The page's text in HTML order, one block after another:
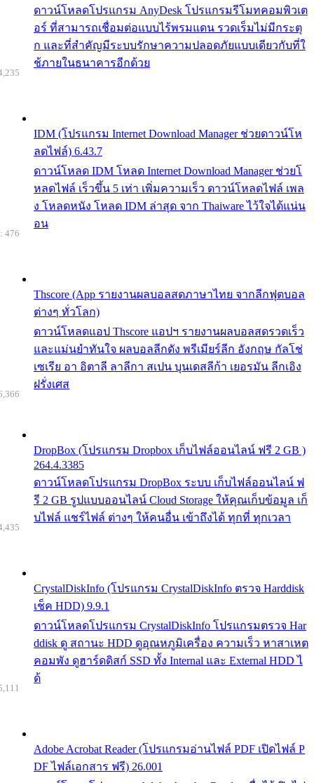
ดาวน์โหลดโปรแกรม AnyDesk โปรแกรมรีโมทคอมพิวเต
อร์ ที่สามารถเชื่อมต่อแบบไร้พรมแดน รวดเร็มไม่มีกระตุ
ก และที่สำคัญมีระบบรักษาความปลอดภัยแบบเดียวกับที่ใ
ช้ภายในธนาคารอีกด้วย
IDM (โปรแกรม Internet Download Manager ช่วยดาวน์โห
ลดไฟล์) 6.43.7
ดาวน์โหลด IDM โหลด Internet Download Manager ช่วยโ
หลดไฟล์ เร็วขึ้น 5 เท่า เพิ่มความเร็ว ดาวน์โหลดไฟล์ เพล
ง โหลดหนัง โหลด IDM ล่าสุด จาก Thaiware ไว้ใจได้แน่น
อน
Thscore (App รายงานผลบอลสดภาษาไทย จากลีกฟุตบอล
ต่างๆ ทั่วโลก)
ดาวน์โหลดแอป Thscore แอปฯ รายงานผลบอลสดรวดเร็ว
และแม่นยำทันใจ ผลบอลลีกดัง พรีเมียร์ลีก อังกฤษ กัลโช่
เซเรีย อา อิตาลี ลาลีกา สเปน บุนเดสลีก้า เยอรมัน ลีกเอิง
ฝรั่งเศส
476
DropBox (โปรแกรม Dropbox เก็บไฟล์ออนไลน์ ฟรี 2 GB )
264.4.3385
ดาวน์โหลดโปรแกรม DropBox ระบบ เก็บไฟล์ออนไลน์ ฟ
รี 2 GB รูปแบบออนไลน์ Cloud Storage ให้คุณเก็บข้อมูล เก็
บไฟล์ แชร์ไฟล์ ต่างๆ ให้คนอื่น เข้าถึงได้ ทุกที่ ทุกเวลา
CrystalDiskInfo (โปรแกรม CrystalDiskInfo ตรวจ Harddisk
เช็ค HDD) 9.9.1
ดาวน์โหลดโปรแกรม CrystalDiskInfo โปรแกรมตรวจ Har
ddisk ดู สถานะ HDD ดูอุณหภูมิเครื่อง ความเร็ว หาสาเหต
คอมพัง ดูฮาร์ดดิสก์ SSD ทั้ง Internal และ External HDD ไ
ด้
Adobe Acrobat Reader (โปรแกรมอ่านไฟล์ PDF เปิดไฟล์ P
DF ไฟล์เอกสาร ฟรี) 26.001